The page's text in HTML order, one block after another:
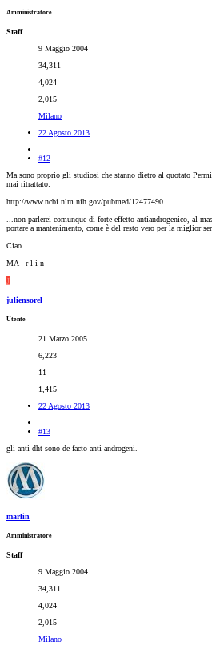
Amministratore
Staff
9 Maggio 2004
34,311
4,024
2,015
Milano
22 Agosto 2013
#12
Ma sono proprio gli studiosi che stanno dietro al quotato
mai ritrattato:
http://www.ncbi.nlm.nih.gov/pubmed/12477490
...non parlerei comunque di forte effetto antiandrogenico, al
portare a mantenimento, come è del resto vero per la miglior
Ciao
MA - r l i n
J
juliensorel
Utente
21 Marzo 2005
6,223
11
1,415
22 Agosto 2013
#13
gli anti-dht sono de facto anti androgeni.
marlin
Amministratore
Staff
9 Maggio 2004
34,311
4,024
2,015
Milano